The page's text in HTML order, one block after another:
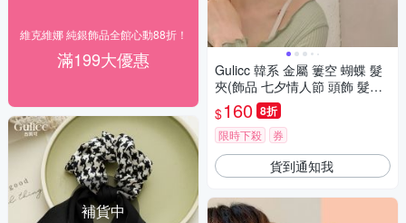
維克維娜 純銀飾品全館心動88折！
滿199大優惠
補貨中
Gulicc 韓系 金屬 簍空 蝴蝶 髮
夾(飾品 七夕情人節 頭飾 髮帶
髮箍 生日禮物 主題穿搭 約會 )
$160 8折
限時下殺 券
貨到通知我